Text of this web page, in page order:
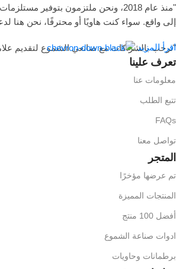
"منذ عام 2018، ونحن ملتزمون
إلى واقع. سواء كنت هاويًا أو محترفًا، نحن هنا
"نرحب بالشراكات مع صانعي الشموع لتقديم
اقرأ المزيد
تعرف علينا
معلومات عنا
تتبع الطلب
FAQs
تواصل معنا
المتجر
تم عرضها مؤخرًا
المنتجات المميزة
أفضل 100 منتج
ادوات صناعة الشموع
برطمانات وحاويات